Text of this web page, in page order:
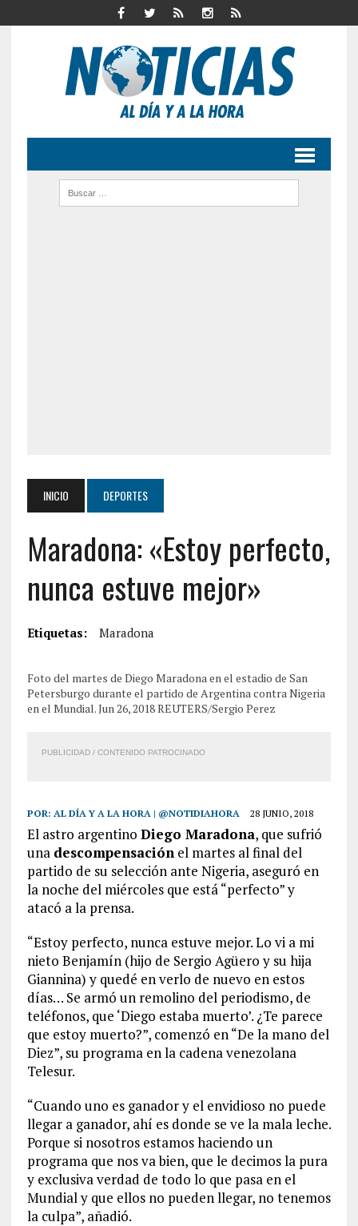
INICIO DEPORTES
Maradona: «Estoy perfecto,
nunca estuve mejor»
Etiquetas: Maradona
Foto del martes de Diego Maradona en el estadio de San
Petersburgo durante el partido de Argentina contra Nigeria
en el Mundial. Jun 26, 2018 REUTERS/Sergio Perez
PUBLICIDAD / CONTENIDO PATROCINADO
POR: AL DÍA Y A LA HORA | @NOTIDIAHORA 28 JUNIO, 2018
El astro argentino Diego Maradona, que sufrió
una descompensaciónel martes al final del
partido de su selección ante Nigeria, aseguró en
la noche del miércoles que está “perfecto” y
atacó a la prensa.
“Estoy perfecto, nunca estuve mejor. Lo vi a mi
nieto Benjamín (hijo de Sergio Agüero y su hija
Giannina) y quedé en verlo de nuevo en estos
días… Se armó un remolino del periodismo, de
teléfonos, que ‘Diego estaba muerto’. ¿Te parece
que estoy muerto?”, comenzó en “De la mano del
Diez”, su programa en la cadena venezolana
Telesur.
“Cuando uno es ganador y el envidioso no puede
llegar a ganador, ahí es donde se ve la mala leche.
Porque si nosotros estamos haciendo un
programa que nos va bien, que le decimos la pura
y exclusiva verdad de todo lo que pasa en el
Mundial y que ellos no pueden llegar, no tenemos
la culpa”, añadió.